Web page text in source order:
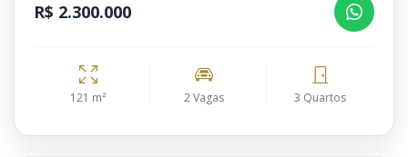
R$ 2.300.000
121 m² 2 Vagas 3 Quartos